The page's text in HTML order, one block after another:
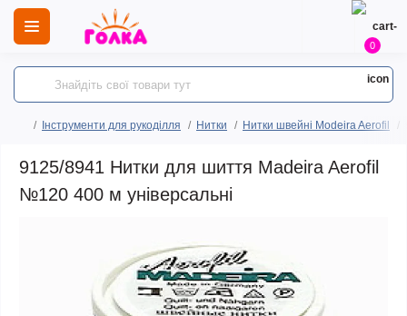
0
Інструменти для рукоділля Нитки Нитки швейні Modeira Aerofil
9125/8941 Нитки для шиття Madeira Aerofil
№120 400 м універсальні